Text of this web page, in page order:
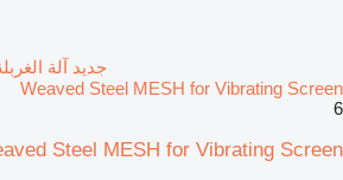
Weaved Steel MESH for Vibrating Screen
6
Steel MESH for Vibrating Screen